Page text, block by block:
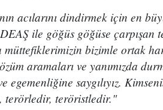
acılarını dindirmek için en
ile göğüs göğüse
müttefiklerimizin bizimle ortak
aramaları ve yanımızda
egemenliğine saygılıyız.
terörledir, teröristledir."